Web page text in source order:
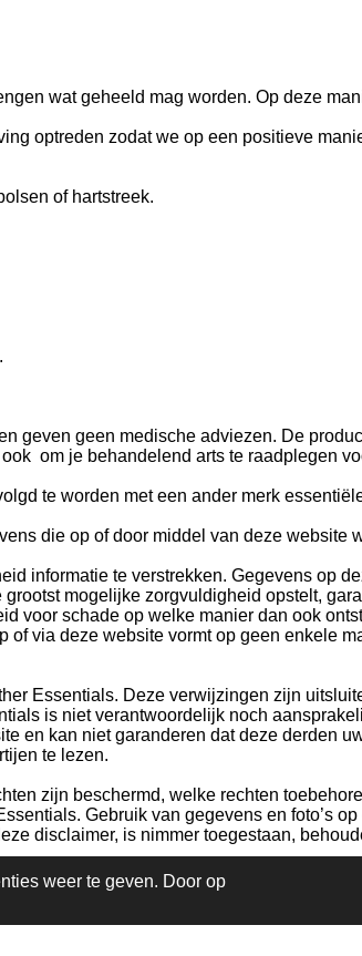
weer te geven. Door op
wat geheeld mag worden. Op deze
optreden zodat we op een positieve
of hartstreek.
geven geen medische adviezen. De
om je behandelend arts te raadplegen
te worden met een ander merk
die op of door middel van deze website
informatie te verstrekken. Gegevens op
mogelijke zorgvuldigheid opstelt,
voor schade op welke manier dan ook
via deze website vormt op geen enkele
Essentials. Deze verwijzingen zijn
is niet verantwoordelijk noch
en kan niet garanderen dat deze derden
te lezen.
zijn beschermd, welke rechten
Gebruik van gegevens en foto’s
disclaimer, is nimmer toegestaan,